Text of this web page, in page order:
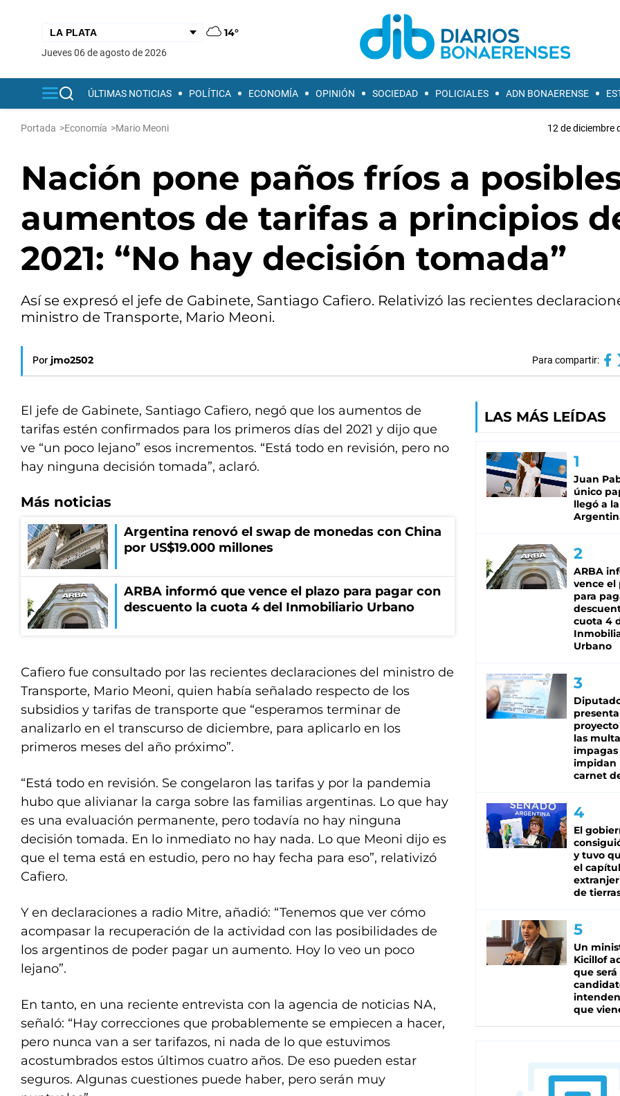
14°
jueves 06 de agosto de 2026
ÚLTIMAS NOTICIAS POLÍTICA ECONOMÍA OPINIÓN SOCIEDAD POLICIALES ADN BONAERENSE
Portada >Economía >Mario Meoni 12 de diciembre
Nación pone paños fríos a
aumentos de tarifas a principios
2021: “No hay decisión tomada”
Así se expresó el jefe de Gabinete, Santiago Cafiero. Relativizó las recientes
ministro de Transporte, Mario Meoni.
Por jmo2502 Para compartir:
El jefe de Gabinete, Santiago Cafiero, negó que los aumentos de
tarifas estén confirmados para los primeros días del 2021 y dijo que
ve “un poco lejano” esos incrementos. “Está todo en revisión, pero no
hay ninguna decisión tomada”, aclaró.
Más noticias
Argentina renovó el swap de monedas con China
por US$19.000 millones
ARBA informó que vence el plazo para pagar con
descuento la cuota 4 del Inmobiliario Urbano
Cafiero fue consultado por las recientes declaraciones del ministro de
Transporte, Mario Meoni, quien había señalado respecto de los
subsidios y tarifas de transporte que “esperamos terminar de
analizarlo en el transcurso de diciembre, para aplicarlo en los
primeros meses del año próximo”.
“Está todo en revisión. Se congelaron las tarifas y por la pandemia
hubo que alivianar la carga sobre las familias argentinas. Lo que hay
es una evaluación permanente, pero todavía no hay ninguna
decisión tomada. En lo inmediato no hay nada. Lo que Meoni dijo es
que el tema está en estudio, pero no hay fecha para eso”, relativizó
Cafiero.
Y en declaraciones a radio Mitre, añadió: “Tenemos que ver cómo
acompasar la recuperación de la actividad con las posibilidades de
los argentinos de poder pagar un aumento. Hoy lo veo un poco
lejano”.
En tanto, en una reciente entrevista con la agencia de noticias NA,
señaló: “Hay correcciones que probablemente se empiecen a hacer,
pero nunca van a ser tarifazos, ni nada de lo que estuvimos
acostumbrados estos últimos cuatro años. De eso pueden estar
seguros. Algunas cuestiones puede haber, pero serán muy
LAS MÁS LEÍDAS
Juan
único
llegó a la
ARBA
vence el
para
cuota 4
Urbano
las
impagas
impidan
carnet
El
y tuvo
el
de
Un
Kicillof
que será
que